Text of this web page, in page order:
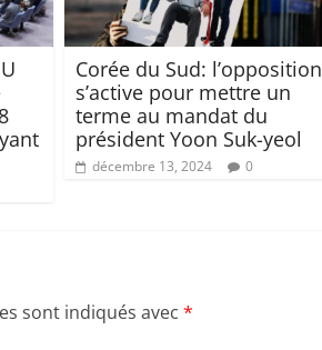
Corée du Sud: l’opposition
s’active pour mettre un
terme au mandat du
président Yoon Suk-yeol
décembre 13, 2024 0
sont indiqués avec *